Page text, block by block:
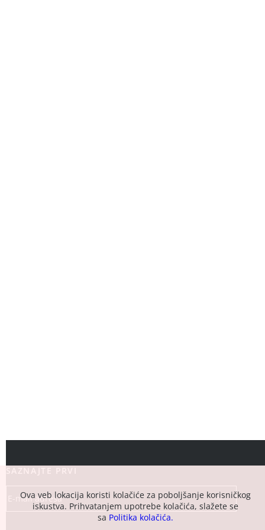
Ova veb lokacija koristi kolačiće za poboljšanje korisničkog
iskustva. Prihvatanjem upotrebe kolačića, slažete se
sa Politika kolačića.